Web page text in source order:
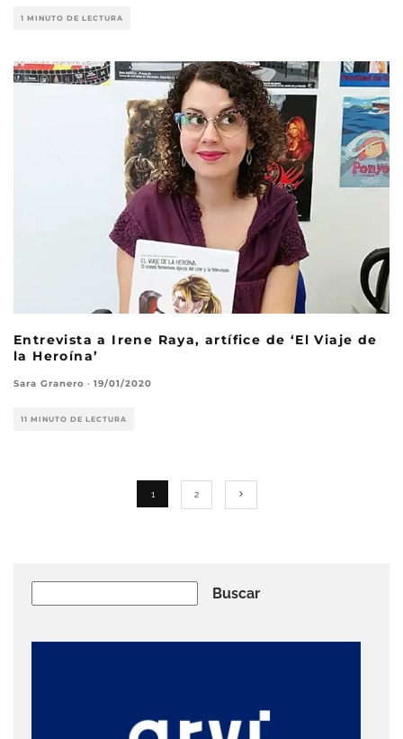
1 MINUTO DE LECTURA
Entrevista a Irene Raya, artífice de ‘El Viaje de
la Heroína’
Sara Granero · 19/01/2020
11 MINUTO DE LECTURA
1 2
Buscar